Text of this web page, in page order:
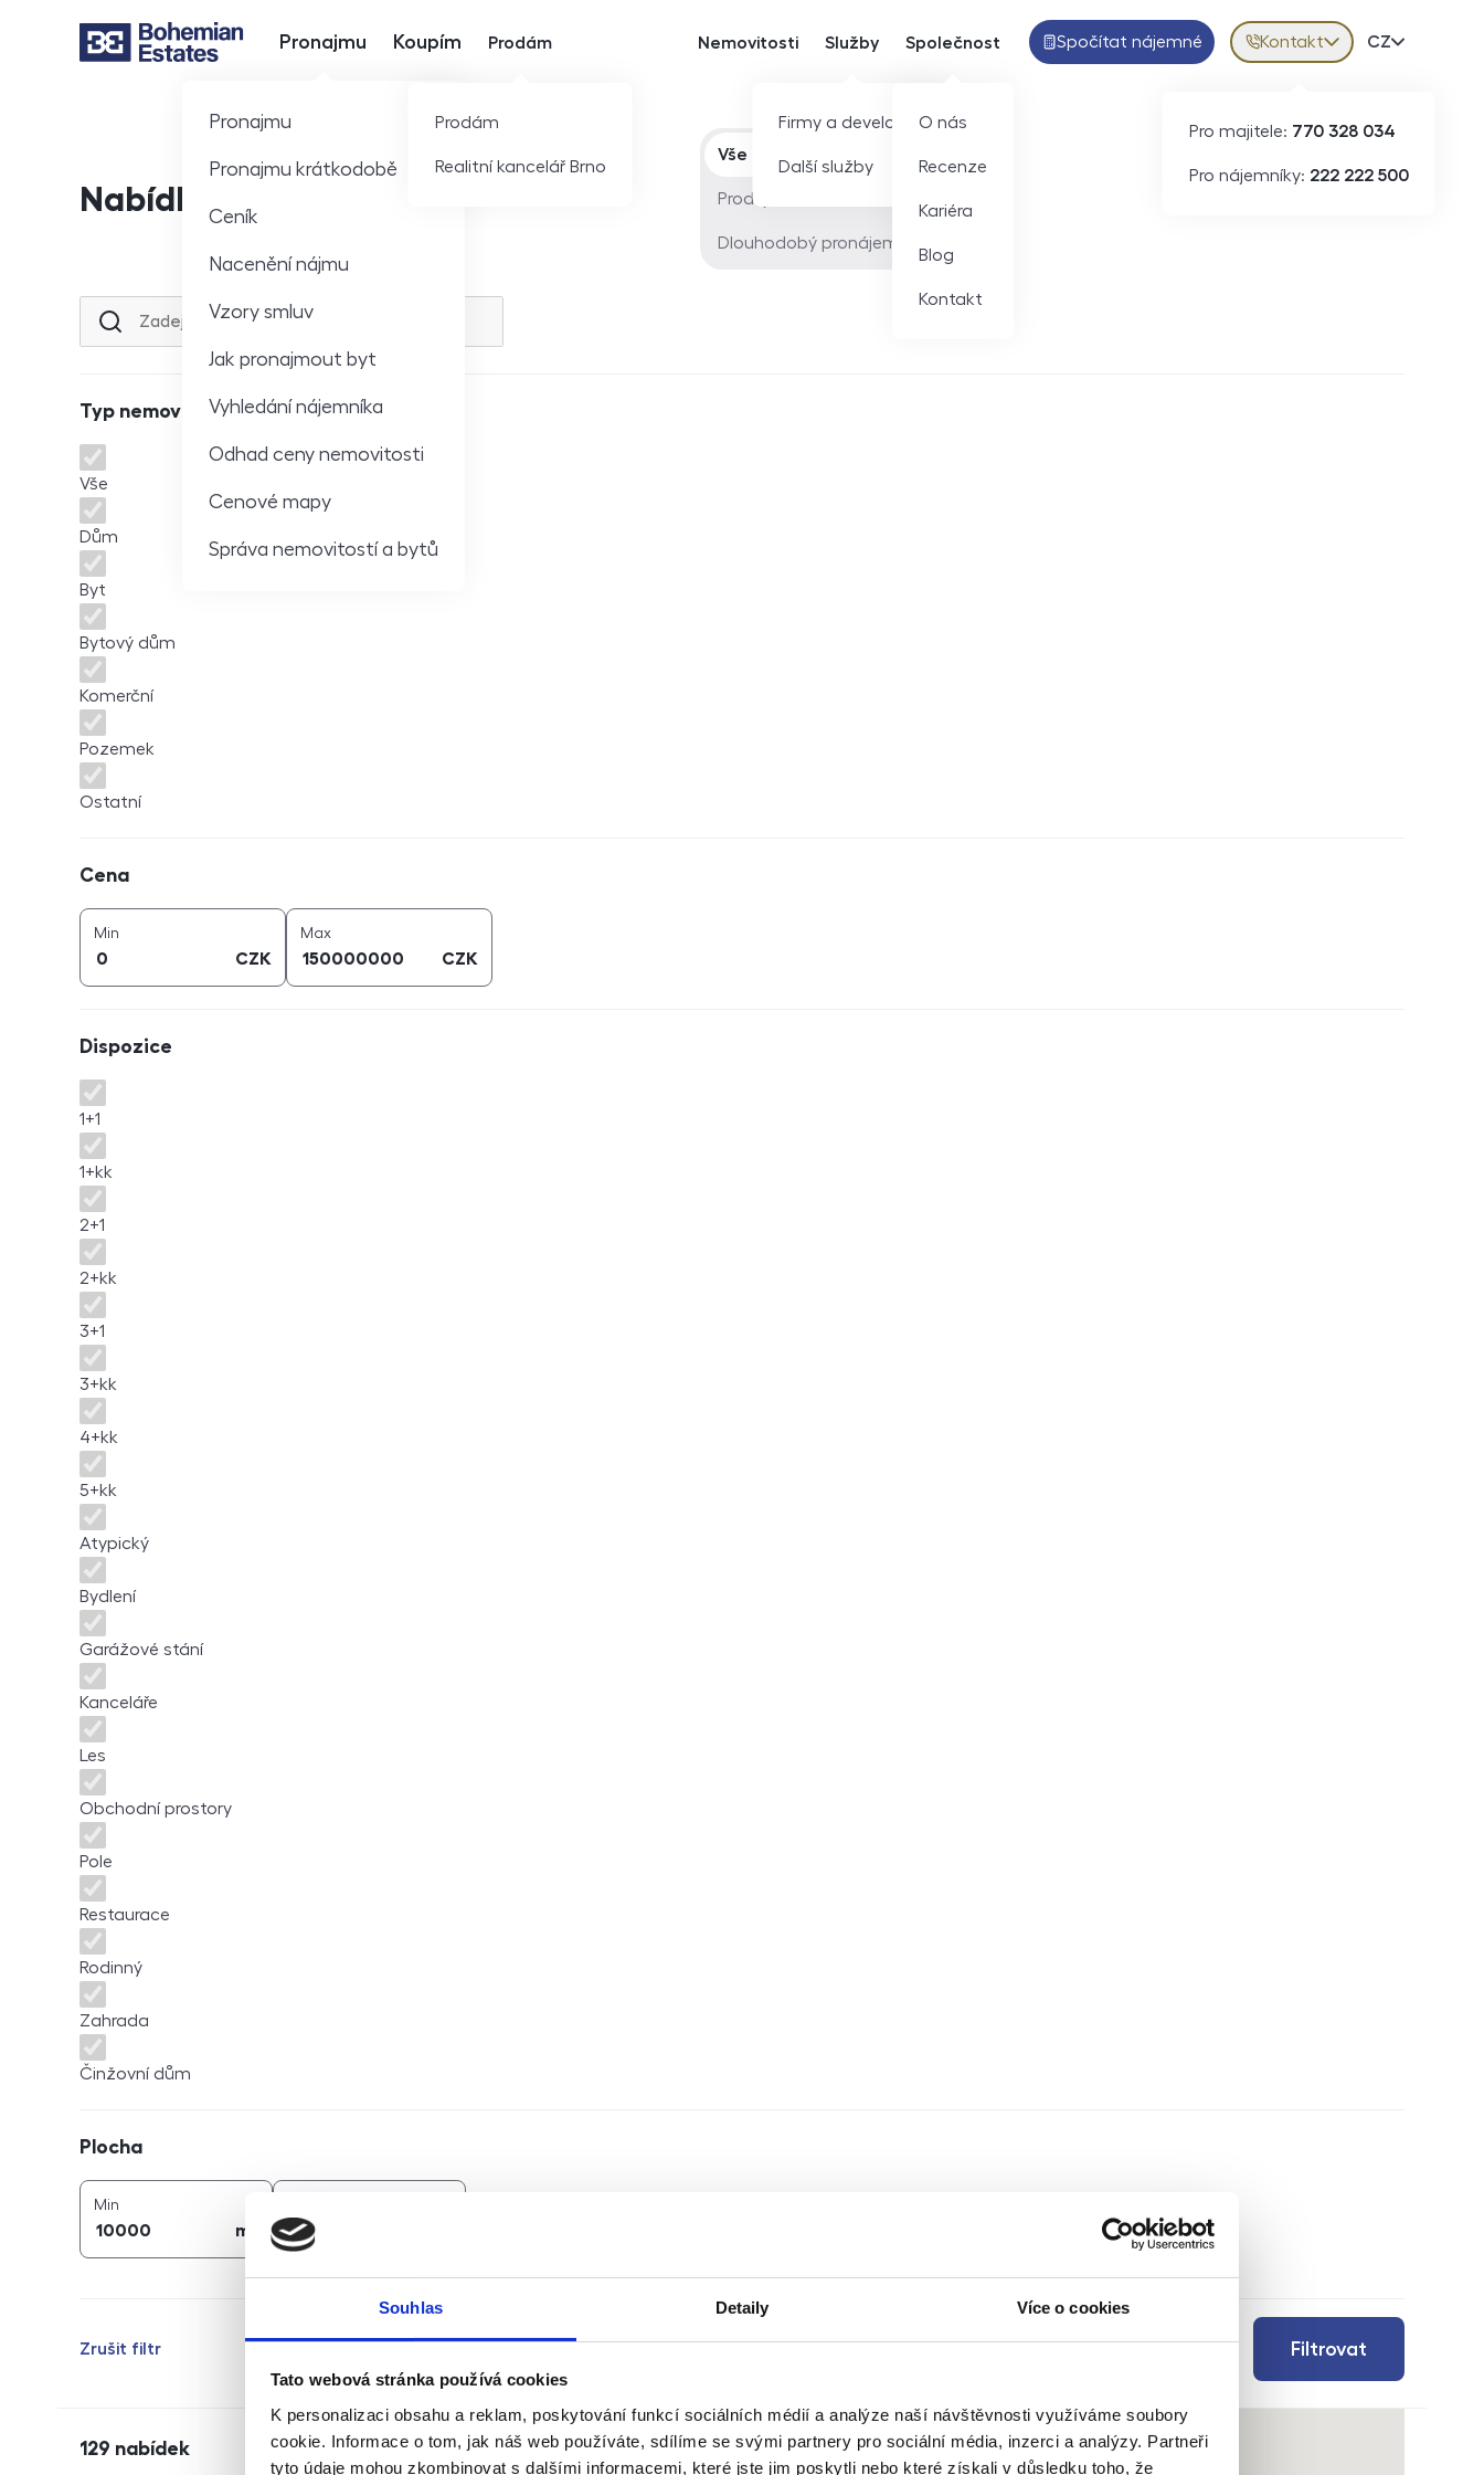
Souhlas Detaily Více o cookies
Tato webová stránka používá cookies
K personalizaci obsahu a reklam, poskytování funkcí sociálních médií a analýze naší návštěvnosti využíváme soubory
cookie. Informace o tom, jak náš web používáte, sdílíme se svými partnery pro sociální média, inzerci a analýzy. Partneři
tyto údaje mohou zkombinovat s dalšími informacemi, které jste jim poskytli nebo které získali v důsledku toho, že
Hlavní nabídka
Pronajmu
Pronajmu
Pronajmu krátkodobě
Ceník
Nacenění nájmu
Vzory smluv
Jak pronajmout byt
Vyhledání nájemníka
Odhad ceny nemovitosti
Cenové mapy
Správa nemovitostí a bytů
Koupím Prodám
Prodám
Realitní kancelář Brno
Nemovitosti Služby
Firmy a developeři
Další služby
Společnost
O nás
Recenze
Kariéra
Blog
Kontakt
Spočítat nájemné Kontakt
Pro majitele: 770 328 034
Pro nájemníky: 222 222 500
Volba
CZ
Nabídka nemovitostí
Typ nabídky
Vše
Prodej
Dlouhodobý pronájem
Lokalita nebo ulice
Typ nemovitosti
Typ nemovitosti
Vše
Dům
Byt
Bytový dům
Komerční
Pozemek
Ostatní
Cena
Min
CZK
Maxcena (
CZK
Dispozice
Dispozice
1+1
1+kk
2+1
2+kk
3+1
3+kk
4+kk
5+kk
Atypický
Bydlení
Garážové stání
Kanceláře
Les
Obchodní prostory
Pole
Restaurace
Rodinný
Zahrada
Činžovní dům
Plocha
Min
m
Filtrovat
Zrušit filtr
129 nabídek Řazení
Měna